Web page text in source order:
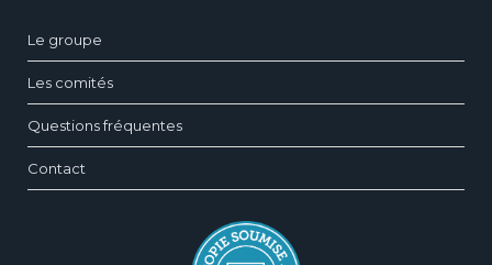
Le groupe
Les comités
Questions fréquentes
Contact